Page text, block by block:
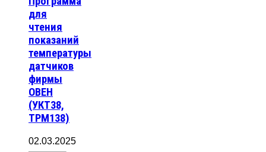
для
чтения
показаний
температуры
датчиков
фирмы
ОВЕН
(УКТ38,
ТРМ138)
02.03.2025